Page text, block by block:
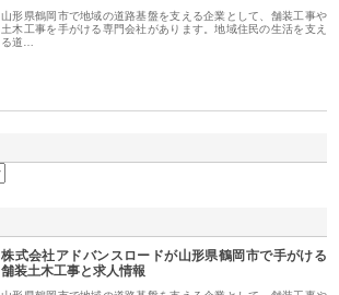
山形県鶴岡市で地域の道路基盤を支える企業として、舗装工事や
土木工事を手がける専門会社があります。地域住民の生活を支え
る道…
株式会社アドバンスロードが山形県鶴岡市で手がける
舗装土木工事と求人情報